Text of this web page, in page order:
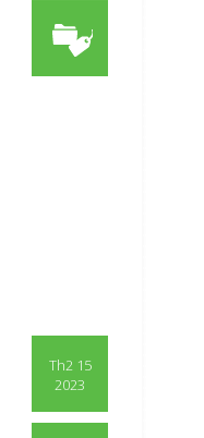
Th2 15
2023